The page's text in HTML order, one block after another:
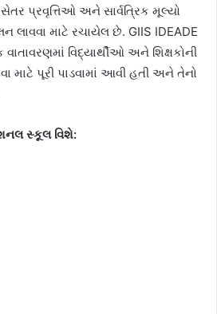
પ્રવૃત્તિઓ અને સાર્વત્રિક મૂલ્યો
લાવવા માટે રચાયેલ છે. GIIS IDEADE
વિદ્યાર્થીઓ અને શિક્ષકોની
માટે પૂરી પાડવામાં આવી હતી અને તેનો
સ્કૂલ વિશે: